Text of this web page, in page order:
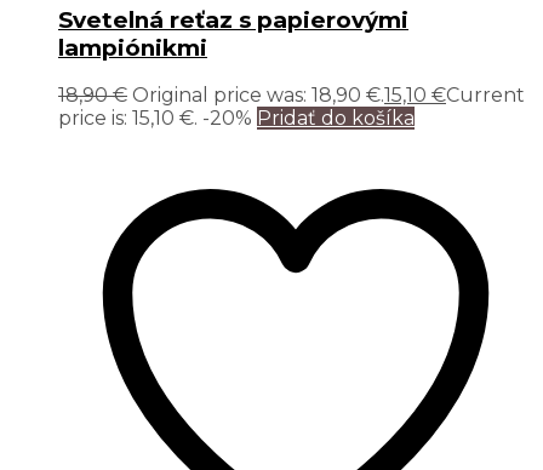
Svetelná reťaz s papierovými
lampiónikmi
18,90€ Original price was: 18,90 €.15,10 €Current
price is: 15,10 €. -20% Pridať do košíka